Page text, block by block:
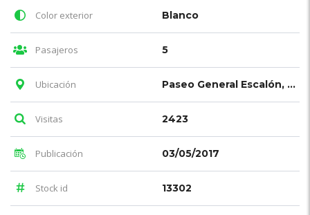
Color exterior Blanco
Pasajeros 5
Ubicación Paseo General Escalón, San Salvador, El Salvador
Visitas 2423
Publicación 03/05/2017
Stock id 13302